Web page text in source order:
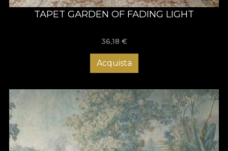
TAPET GARDEN OF FADING LIGHT
36,18 €
Acquista